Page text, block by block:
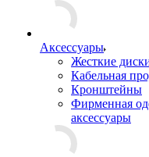
Аксессуары
Жесткие
Кабельная
Кронштейны
Фирменная
аксессуары